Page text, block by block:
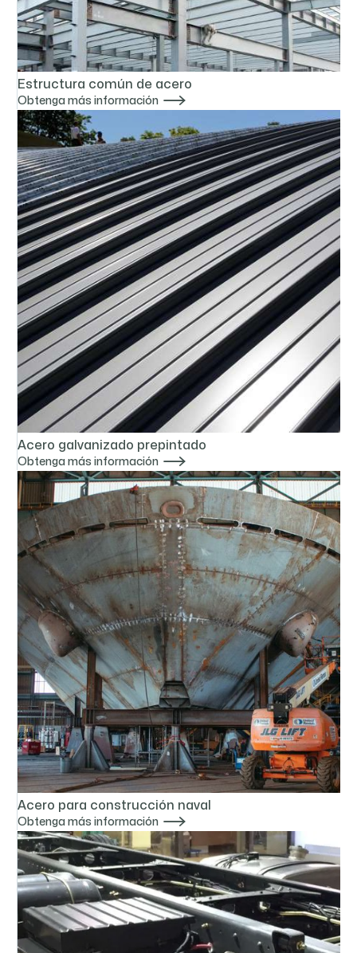
Estructura común de acero
Obtenga más información 
Acero galvanizado prepintado
Obtenga más información 
Acero para construcción naval
Obtenga más información 